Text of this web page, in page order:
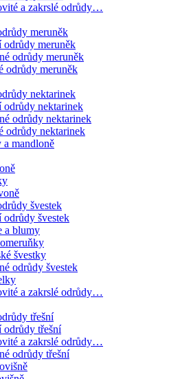
a zakrslé odrůdy…
meruněk
odrůdy meruněk
odrůdy meruněk
odrůdy meruněk
nektarinek
odrůdy nektarinek
odrůdy nektarinek
odrůdy nektarinek
mandloně
švestek
odrůdy švestek
a blumy
švestky
odrůdy švestek
a zakrslé odrůdy…
třešní
odrůdy třešní
a zakrslé odrůdy…
odrůdy třešní